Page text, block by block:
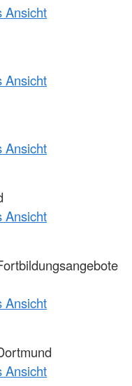
Ansicht
Ansicht
Ansicht
Ansicht
Ansicht
Ansicht